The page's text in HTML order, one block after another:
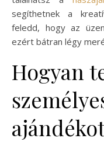
segíthetnek a
feledd, hogy az
ezért bátran légy
Hogyan